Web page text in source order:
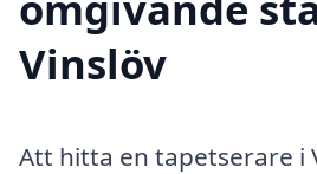
Vinslöv
Att hitta en tapetserare i